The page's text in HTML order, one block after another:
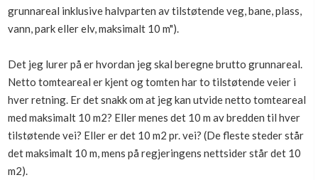
Boligmappa+
Få mer ut av Boligmappa
grunnareal inklusive halvparten av tilstøtende veg, bane, plass,
vann, park eller elv, maksimalt 10 m").
Det jeg lurer på er hvordan jeg skal beregne brutto grunnareal.
Netto tomteareal er kjent og tomten har to tilstøtende veier i
hver retning. Er det snakk om at jeg kan utvide netto tomteareal
med maksimalt 10 m2? Eller menes det 10 m av bredden til hver
tilstøtende vei? Eller er det 10 m2 pr. vei? (De fleste steder står
det maksimalt 10 m, mens på regjeringens nettsider står det 10
m2).